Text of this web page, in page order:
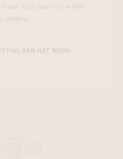
deze juwelen willen
andere.
VAN HET MERK